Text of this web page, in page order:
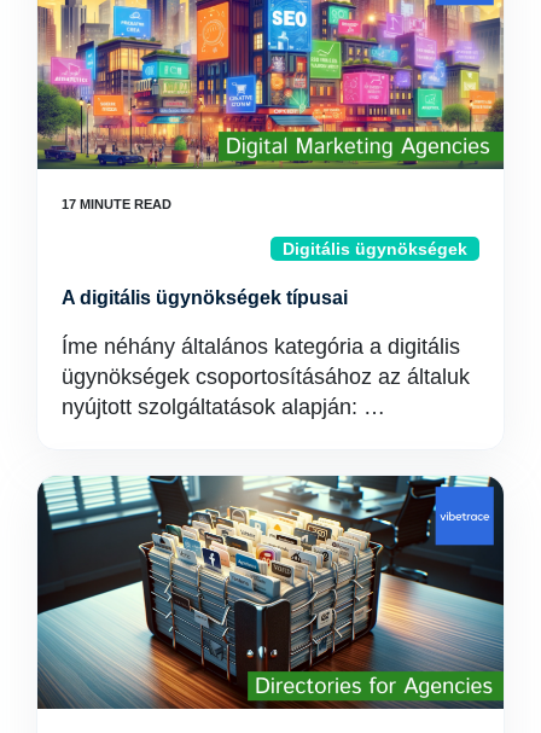
Digitális ügynökségek
A digitális ügynökségek típusai
Íme néhány általános kategória a digitális
ügynökségek csoportosításához az általuk
nyújtott szolgáltatások alapján: …